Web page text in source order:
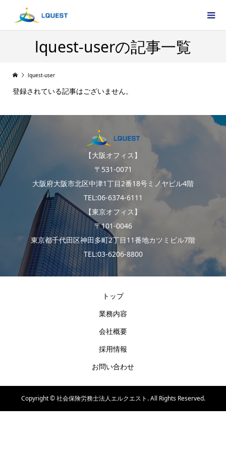
lquest-userの記事一覧
lquest-user
登録されている記事はございません。
【大阪オフィス】
〒531-0071
大阪府大阪市北区中津1丁目2番18号ミノヤビル4階
TEL:06-6374-6111
【東京オフィス】
〒101-0046
東京都千代田区神田多町2丁目11番地カツミビル7階
TEL:03-6206-8800
トップ
業務内容
会社概要
採用情報
お問い合わせ
Copyright ©社会保険労務士法人エルクエスト. All Rights Reserved.